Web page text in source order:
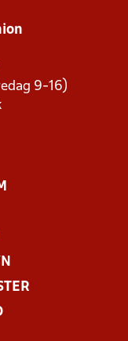
9-16)